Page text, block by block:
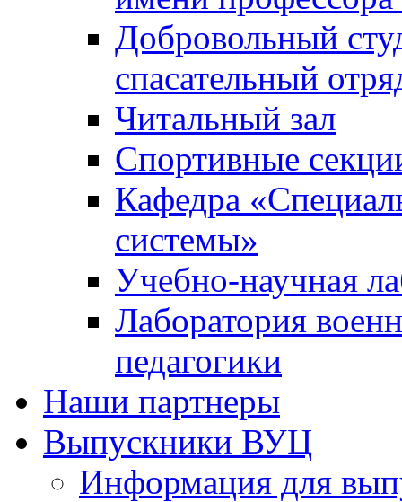
Добровольный
спасательный
Читальный зал
Спортивные
Кафедра
системы»
Учебно-научная
Лаборатория
педагогики
Наши партнеры
Выпускники ВУЦ
Информация для